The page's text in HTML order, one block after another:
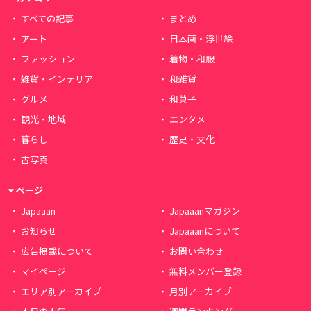
すべての記事
まとめ
アート
日本画・浮世絵
ファッション
着物・和服
雑貨・インテリア
和雑貨
グルメ
和菓子
観光・地域
エンタメ
暮らし
歴史・文化
古写真
ページ
Japaaan
Japaaanマガジン
お知らせ
Japaaanについて
広告掲載について
お問い合わせ
マイページ
無料メンバー登録
エリア別アーカイブ
月別アーカイブ